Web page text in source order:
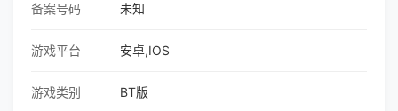
备案号码 未知
游戏平台 安卓,IOS
游戏类别 BT版